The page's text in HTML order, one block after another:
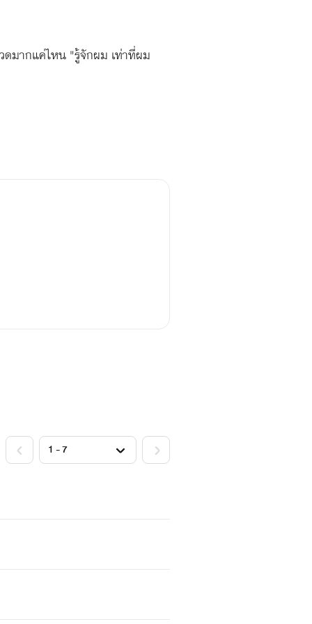
ดมากแค่ไหน "รู้จักผม เท่าที่ผม